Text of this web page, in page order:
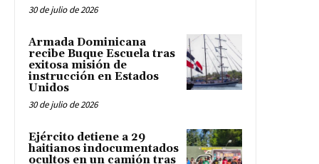
30 de julio de 2026
Armada Dominicana
recibe Buque Escuela tras
exitosa misión de
instrucción en Estados
Unidos
30 de julio de 2026
Ejército detiene a 29
haitianos indocumentados
ocultos en un camión tras